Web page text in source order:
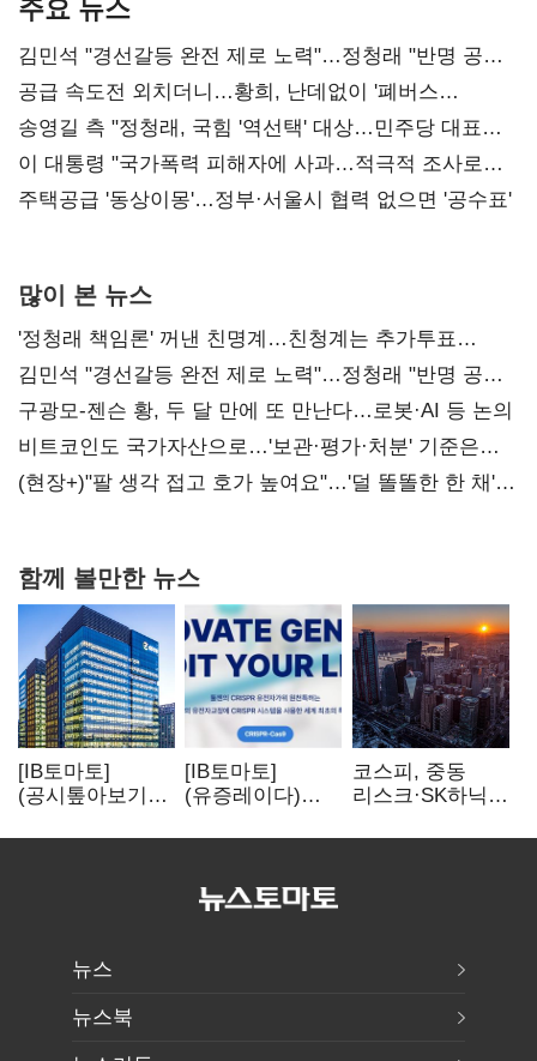
김민석 "경선갈등 완전 제로 노력"…정청래 "반명 공세
사과부터"
공급 속도전 외치더니…황희, 난데없이 '폐버스
리모델링' 제안
송영길 측 "정청래, 국힘 '역선택' 대상…민주당 대표로
총선 지휘 못해"
이 대통령 "국가폭력 피해자에 사과…적극적 조사로
진실 밝혀야"
주택공급 '동상이몽'…정부·서울시 협력 없으면 '공수표'
많이 본 뉴스
'정청래 책임론' 꺼낸 친명계…친청계는 추가투표
때리기
김민석 "경선갈등 완전 제로 노력"…정청래 "반명 공세
사과부터"
구광모-젠슨 황, 두 달 만에 또 만난다…로봇·AI 등 논의
비트코인도 국가자산으로…'보관·평가·처분' 기준은
숙제
(현장+)"팔 생각 접고 호가 높여요"…'덜 똘똘한 한 채'
함께 볼만한 뉴스
[IB토마토]
(공시톺아보기)
바로 매출로
[IB토마토]
(유증레이다)
3분의 1 토막…
비용부터 챙긴다
코스피, 중동
리스크·SK하닉
뒷걸음
뉴스
뉴스북